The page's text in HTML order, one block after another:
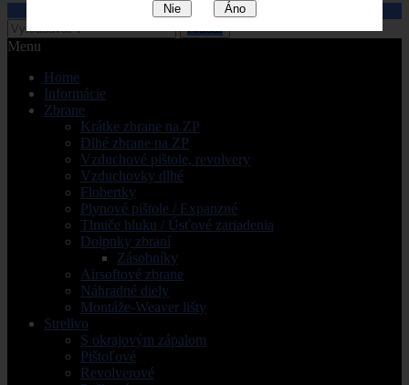
Nie Áno
Hľadať
Menu
Home
Informácie
Zbrane
Krátke zbrane na ZP
Dlhé zbrane na ZP
Vzduchové pištole, revolvery
Vzduchovky dlhé
Flobertky
Plynové pištole / Expanzné
Tlmiče hluku / Úsťové zariadenia
Dolpnky zbraní
Zásobníky
Airsoftové zbrane
Náhradné diely
Montáže-Weaver lišty
Strelivo
S okrajovým zápalom
Pištoľové
Revolverové